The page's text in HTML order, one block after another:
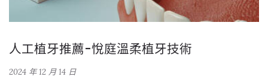
人工植牙推薦-悅庭溫柔植牙技術
2024 年 12 月 14 日